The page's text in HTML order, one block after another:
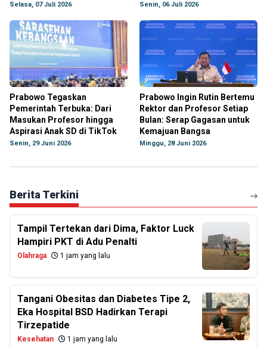
Selasa, 07 Juli 2026 Senin, 06 Juli 2026
Prabowo Tegaskan
Pemerintah Terbuka: Dari
Masukan Profesor hingga
Aspirasi Anak SD di TikTok
Senin, 29 Juni 2026
Prabowo Ingin Rutin Bertemu
Rektor dan Profesor Setiap
Bulan: Serap Gagasan untuk
Kemajuan Bangsa
Minggu, 28 Juni 2026
Berita Terkini
Tampil Tertekan dari Dima, Faktor Luck
Hampiri PKT di Adu Penalti
Olahraga 1 jam yang lalu
Tangani Obesitas dan Diabetes Tipe 2,
Eka Hospital BSD Hadirkan Terapi
Tirzepatide
Kesehatan 1 jam yang lalu